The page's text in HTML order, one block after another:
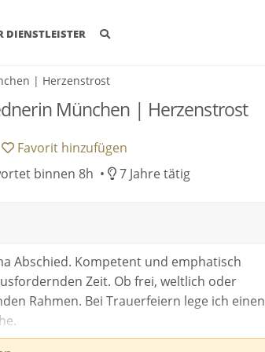
DIENSTLEISTER
| Herzenstrost
München | Herzenstrost
Favorit hinzufügen
binnen 8h • 7 Jahre tätig
Abschied. Kompetent und emphatisch
Zeit. Ob frei, weltlich oder
Rahmen. Bei Trauerfeiern lege ich einen